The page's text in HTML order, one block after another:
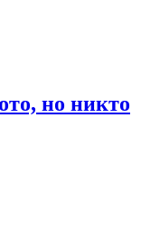
но никто